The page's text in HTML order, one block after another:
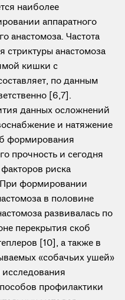
наиболее
аппаратного
анастомоза. Частота
стриктуры анастомоза
кишки с
по данным
[6,7].
данных осложнений
и натяжение
формирования
прочность и сегодня
риска
При формировании
в половине
развивалась по
перекрытия скоб
[10], а также в
«собачьих ушей»
профилактики